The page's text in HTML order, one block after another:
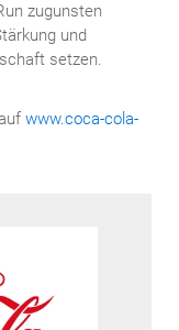
zugunsten
und
setzen.
www.coca-cola-